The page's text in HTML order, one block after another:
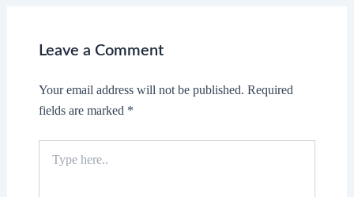
Leave a Comment
Your email address will not be published. Required
fields are marked *
here..